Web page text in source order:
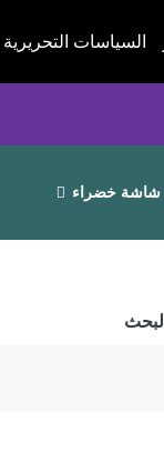
السياسات التحريرية
شاشة خضراء
البحث